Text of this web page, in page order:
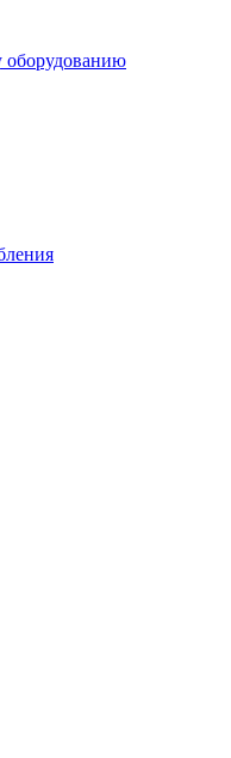
оборудованию